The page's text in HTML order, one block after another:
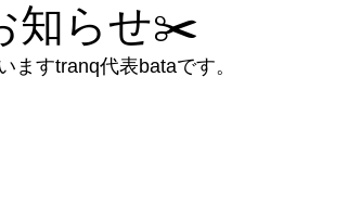
知らせ✂️
ますtranq代表bataです。